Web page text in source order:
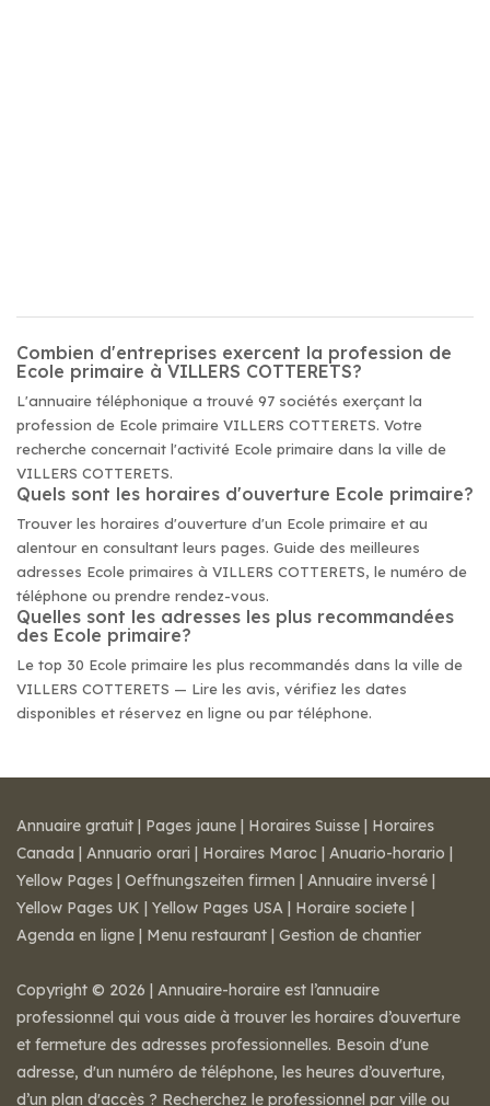
Combien d'entreprises exercent la profession de
Ecole primaire à VILLERS COTTERETS?
L'annuaire téléphonique a trouvé 97 sociétés exerçant la
profession de Ecole primaire VILLERS COTTERETS. Votre
recherche concernait l'activité Ecole primaire dans la ville de
VILLERS COTTERETS.
Quels sont les horaires d'ouverture Ecole primaire?
Trouver les horaires d'ouverture d'un Ecole primaire et au
alentour en consultant leurs pages. Guide des meilleures
adresses Ecole primaires à VILLERS COTTERETS, le numéro de
téléphone ou prendre rendez-vous.
Quelles sont les adresses les plus recommandées
des Ecole primaire?
Le top 30 Ecole primaire les plus recommandés dans la ville de
VILLERS COTTERETS — Lire les avis, vérifiez les dates
disponibles et réservez en ligne ou par téléphone.
Annuaire gratuit | Pages jaune | Horaires Suisse | Horaires
Canada | Annuario orari | Horaires Maroc | Anuario-horario |
Yellow Pages | Oeffnungszeiten firmen | Annuaire inversé |
Yellow Pages UK | Yellow Pages USA | Horaire societe |
Agenda en ligne | Menu restaurant | Gestion de chantier
Copyright © 2026 | Annuaire-horaire est l’annuaire
professionnel qui vous aide à trouver les horaires d’ouverture
et fermeture des adresses professionnelles. Besoin d'une
adresse, d'un numéro de téléphone, les heures d’ouverture,
d’un plan d'accès ? Recherchez le professionnel par ville ou